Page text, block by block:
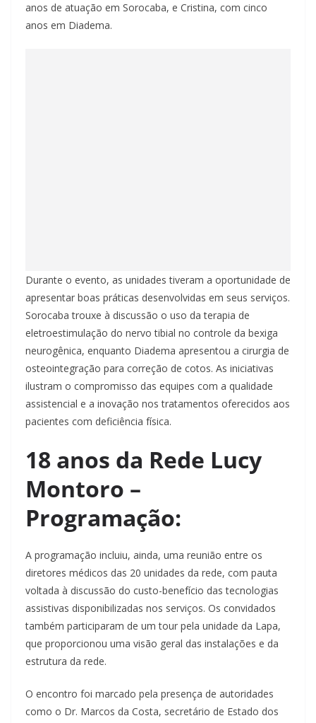
anos de atuação em Sorocaba, e Cristina, com cinco
anos em Diadema.
Durante o evento, as unidades tiveram a oportunidade de
apresentar boas práticas desenvolvidas em seus serviços.
Sorocaba trouxe à discussão o uso da terapia de
eletroestimulação do nervo tibial no controle da bexiga
neurogênica, enquanto Diadema apresentou a cirurgia de
osteointegração para correção de cotos. As iniciativas
ilustram o compromisso das equipes com a qualidade
assistencial e a inovação nos tratamentos oferecidos aos
pacientes com deficiência física.
18 anos da Rede Lucy
Montoro –
Programação:
A programação incluiu, ainda, uma reunião entre os
diretores médicos das 20 unidades da rede, com pauta
voltada à discussão do custo-benefício das tecnologias
assistivas disponibilizadas nos serviços. Os convidados
também participaram de um tour pela unidade da Lapa,
que proporcionou uma visão geral das instalações e da
estrutura da rede.
O encontro foi marcado pela presença de autoridades
como o Dr. Marcos da Costa, secretário de Estado dos